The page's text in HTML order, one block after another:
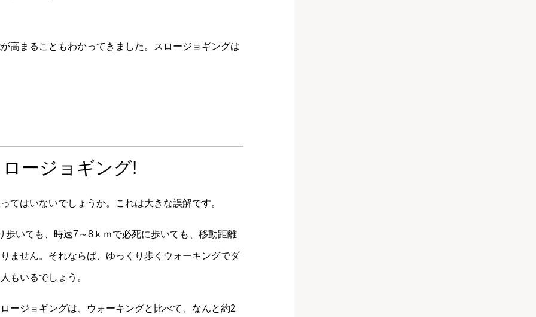
高まることもわかってきました。スロージョギングは
ージョギング!
てはいないでしょうか。これは大きな誤解です。
いても、時速7～8ｋｍで必死に歩いても、移動距離
ません。それならば、ゆっくり歩くウォーキングでダ
もいるでしょう。
ージョギングは、ウォーキングと比べて、なんと約2